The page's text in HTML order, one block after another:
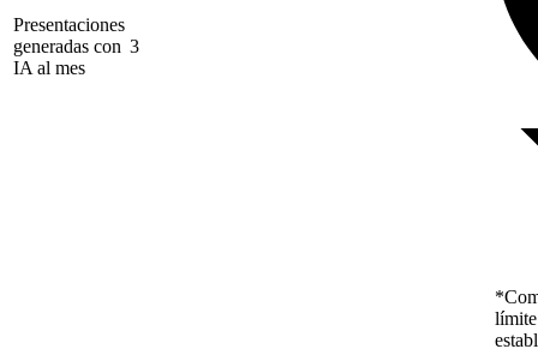
Presentaciones
generadas con
IA al mes
3